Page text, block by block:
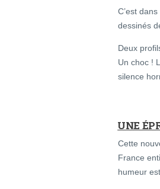
C’est
dessinés
Deux
Un choc !
silence
UNE
Cette
France
humeur